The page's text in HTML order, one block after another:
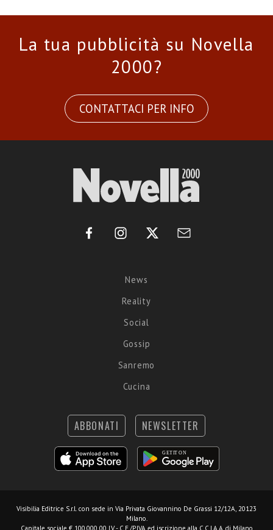
La tua pubblicità su Novella
2000?
CONTATTACI PER INFO
News
Reality
Social
Gossip
Sanremo
Cucina
ABBONATI NEWSLETTER
Visibilia Editrice S.r.l. con sede in Via Privata Giovannino De Grassi 12/12A, 20123
Milano.